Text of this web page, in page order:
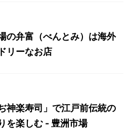
の弁富（べんとみ）は海外
リーなお店
神楽寿司」で江戸前伝統の
を楽しむ - 豊洲市場